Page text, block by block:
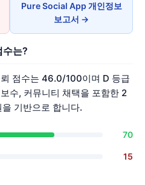
Pure Social App 개인정보
보고서 →
는?
점수는 46.0/100이며 D 등급
수, 커뮤니티 채택을 포함한 2
기반으로 합니다.
70
15